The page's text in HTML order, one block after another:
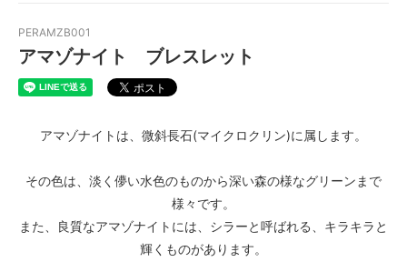
PERAMZB001
アマゾナイト ブレスレット
アマゾナイトは、微斜長石(マイクロクリン)に属します。
その色は、淡く儚い水色のものから深い森の様なグリーンまで
様々です。
また、良質なアマゾナイトには、シラーと呼ばれる、キラキラと
輝くものがあります。